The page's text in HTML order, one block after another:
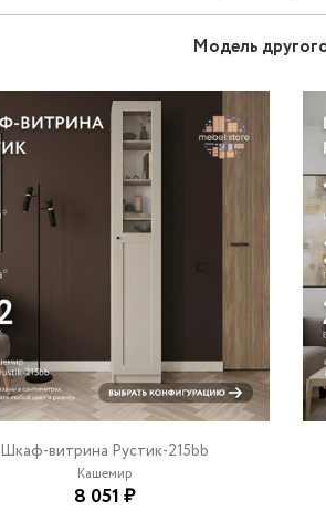
Модель
Шкаф-витрина Рустик-215bb
Кашемир
8 051 ₽